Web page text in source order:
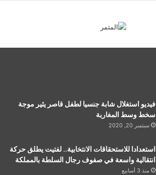
فيديو استغلال شابة جنسيا لطفل قاصر يثير موجة
سخط وسط المغاربة
سبتمبر 20, 2020
استعدادا للاستحقاقات الانتخابية.. لفتيت يطلق حركة
انتقالية واسعة في صفوف رجال السلطة بالمملكة
منذ 3 أسابيع